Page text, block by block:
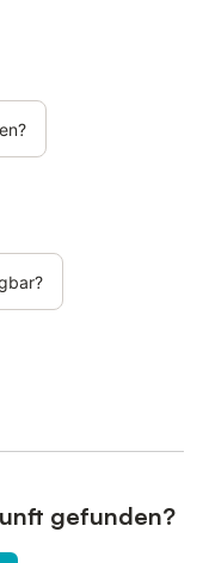
gefunden?